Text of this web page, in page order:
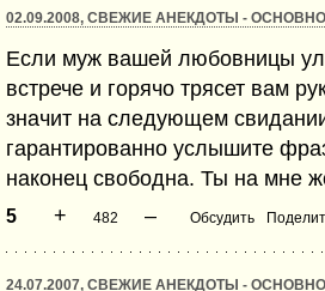
02.09.2008, СВЕЖИЕ АНЕКДОТЫ -
Если муж вашей любовницы
встрече и горячо трясет вам
значит на следующем
гарантированно услышите
наконец свободна. Ты на мне
5 + 482 – Обсудить
24.07.2007, СВЕЖИЕ АНЕКДОТЫ -